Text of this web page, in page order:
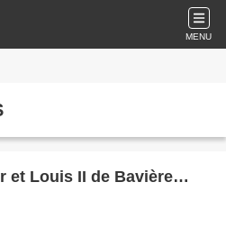
MENU
et Louis II de Bavière…